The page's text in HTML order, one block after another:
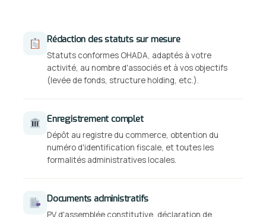
Rédaction des statuts sur mesure
Statuts conformes OHADA, adaptés à votre
activité, au nombre d'associés et à vos objectifs
(levée de fonds, structure holding, etc.).
Enregistrement complet
Dépôt au registre du commerce, obtention du
numéro d'identification fiscale, et toutes les
formalités administratives locales.
Documents administratifs
PV d'assemblée constitutive, déclaration de